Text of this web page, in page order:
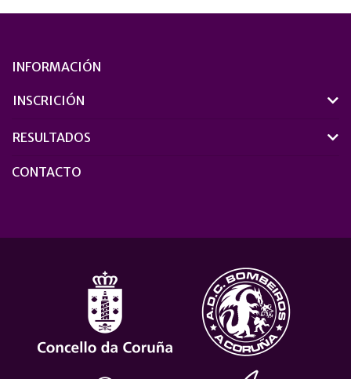
INFORMACIÓN
INSCRICIÓN
RESULTADOS
CONTACTO